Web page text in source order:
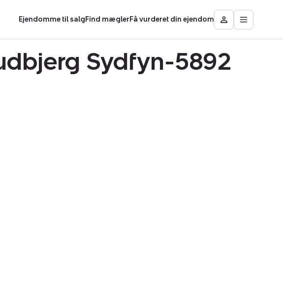
Ejendomme til salgFind mæglerFå vurderet din ejendom
Besøg
Mit
Åbn
Sydfyn-5892